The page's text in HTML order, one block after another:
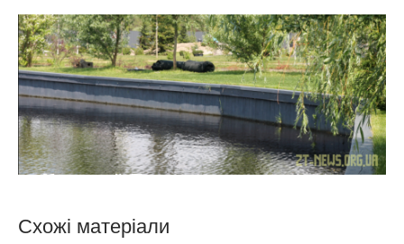
Схожі матеріали